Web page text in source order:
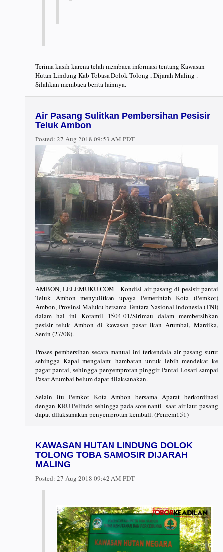
Terima kasih karena telah membaca informasi tentang Kawasan
Hutan Lindung Kab Tobasa Dolok Tolong , Dijarah Maling .
Silahkan membaca berita lainnya.
Air Pasang Sulitkan Pembersihan Pesisir
Teluk Ambon
Posted: 27 Aug 2018 09:53 AM PDT
AMBON, LELEMUKU.COM - Kondisi air pasang di pesisir pantai
Teluk Ambon menyulitkan upaya Pemerintah Kota (Pemkot)
Ambon, Provinsi Maluku bersama Tentara Nasional Indonesia (TNI)
dalam hal ini Koramil 1504-01/Sirimau dalam membersihkan
pesisir teluk Ambon di kawasan pasar ikan Arumbai, Mardika,
Senin (27/08).
Proses pembersihan secara manual ini terkendala air pasang surut
sehingga Kapal mengalami hambatan untuk lebih mendekat ke
pagar pantai, sehingga penyemprotan pinggir Pantai Losari sampai
Pasar Arumbai belum dapat dilaksanakan.
Selain itu Pemkot Kota Ambon bersama Aparat berkordinasi
dengan KRU Pelindo sehingga pada sore nanti saat air laut pasang
dapat dilaksanakan penyemprotan kembali. (Penrem151)
KAWASAN HUTAN LINDUNG DOLOK
TOLONG TOBA SAMOSIR DIJARAH
MALING
Posted: 27 Aug 2018 09:42 AM PDT